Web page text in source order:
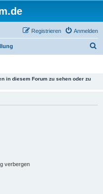
Anmelden
Registrieren
in diesem Forum zu sehen oder zu
verbergen